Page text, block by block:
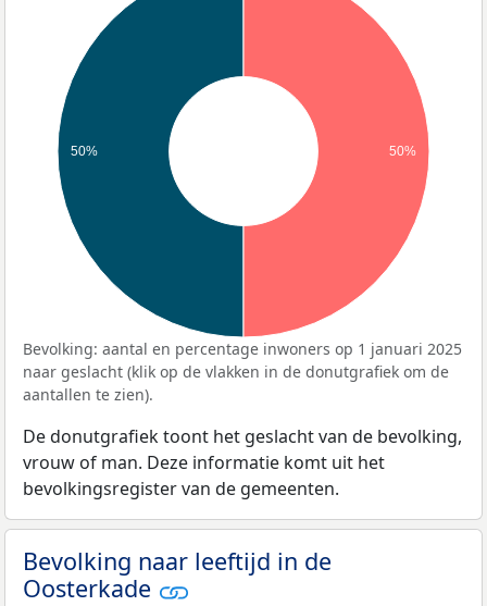
50% 50%
Bevolking: aantal en percentage inwoners op 1 januari 2025
naar geslacht (klik op de vlakken in de donutgrafiek om de
aantallen te zien).
De donutgrafiek toont het geslacht van de bevolking,
vrouw of man. Deze informatie komt uit het
bevolkingsregister van de gemeenten.
Bevolking naar leeftijd in de
Oosterkade